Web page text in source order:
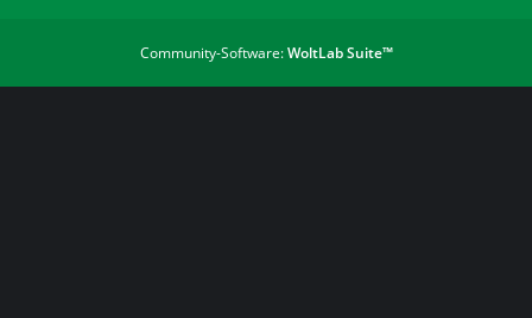
Community-Software:WoltLab Suite™